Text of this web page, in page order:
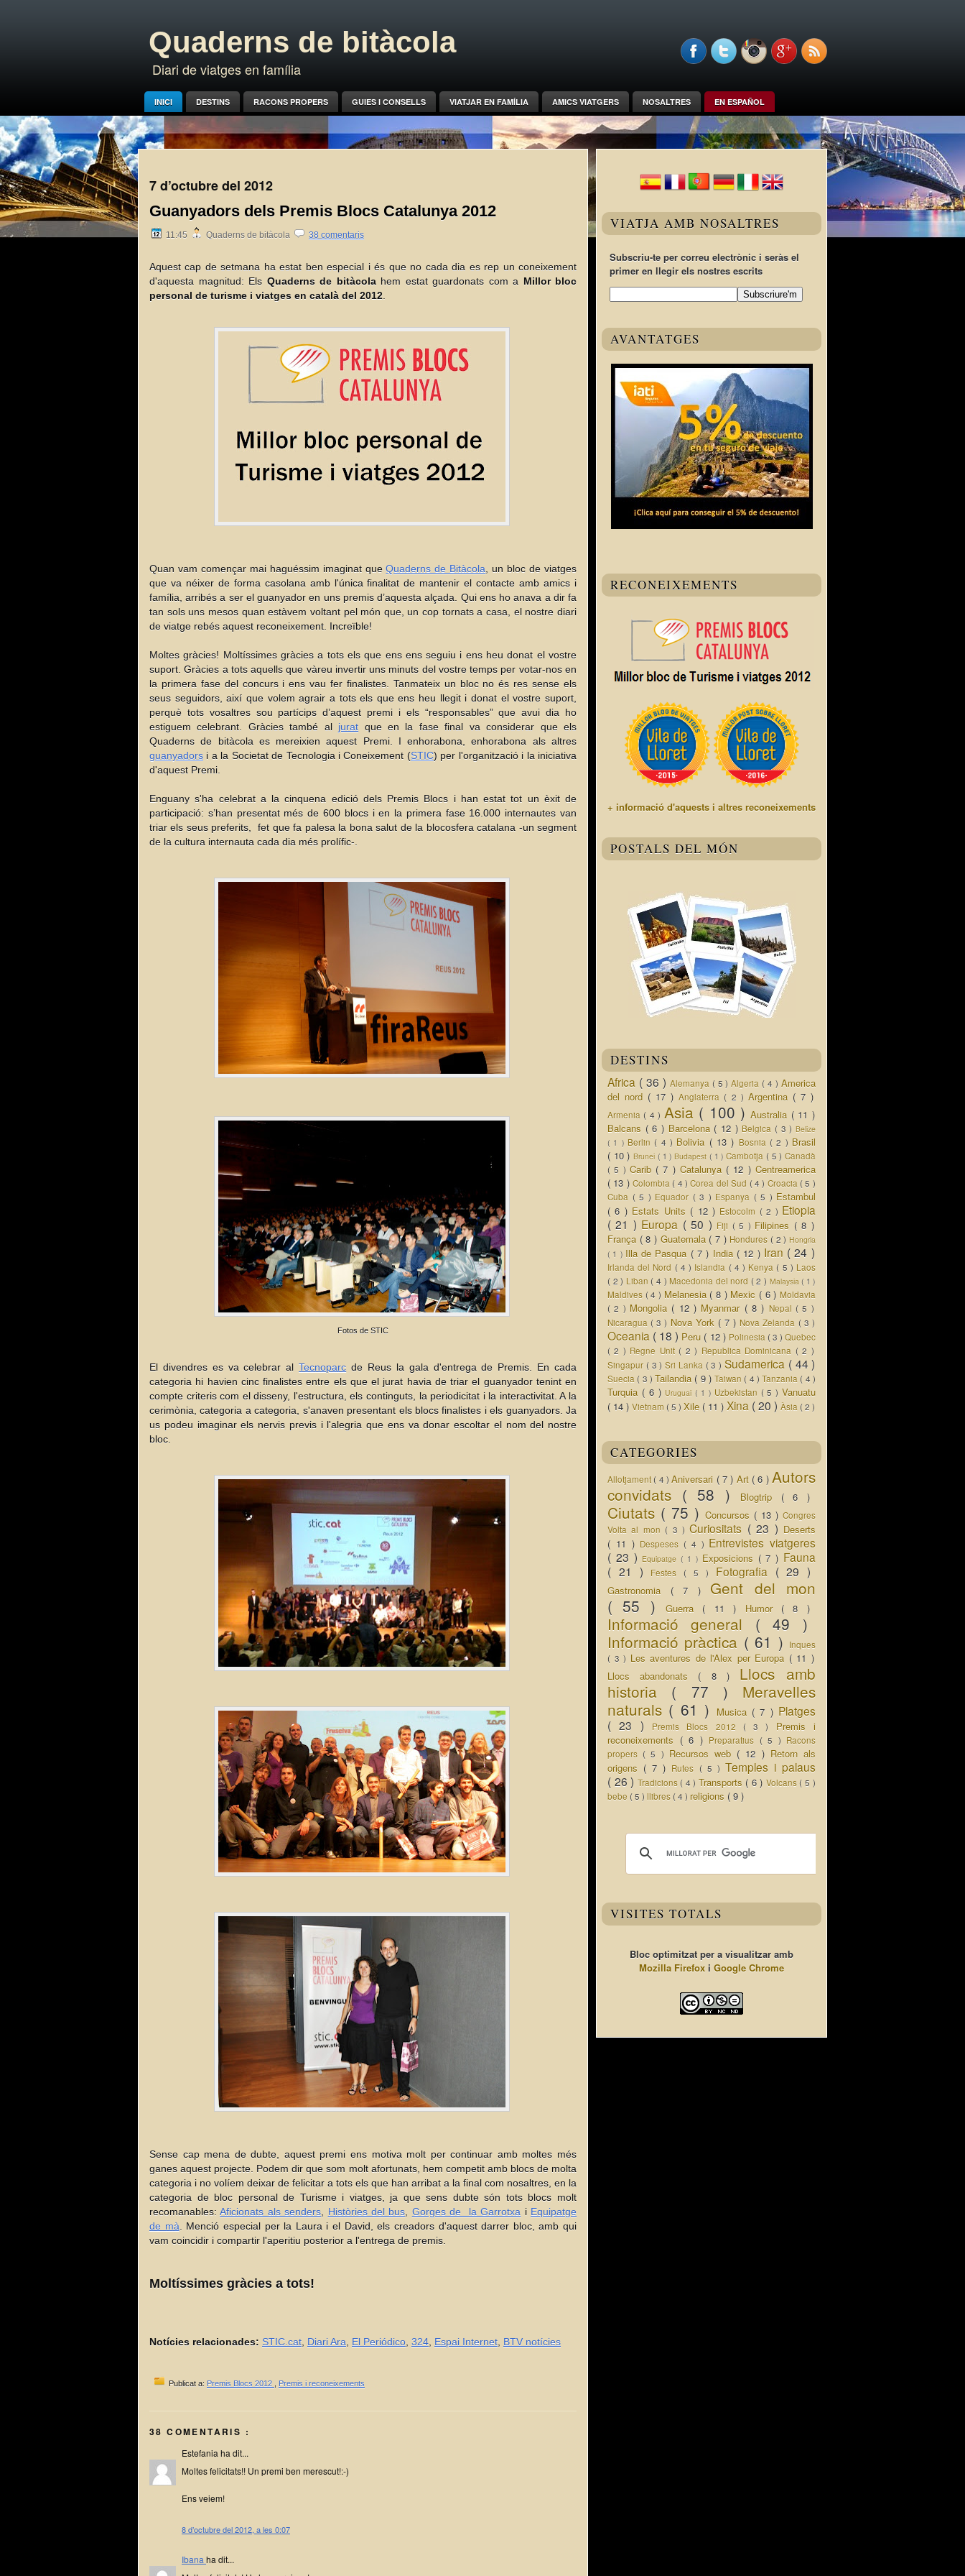
Quaderns de bitàcola
Diari de viatges en família
INICI DESTINS RACONS PROPERS GUIES I CONSELLS VIATJAR EN FAMÍLIA AMICS VIATGERS NOSALTRES EN ESPAÑOL
7 d’octubre del 2012
Guanyadors dels Premis Blocs Catalunya 2012
11:45 Quaderns de bitàcola 38 comentaris
Aquest cap de setmana ha estat ben especial i és que no cada dia es rep un coneixement
d'aquesta magnitud: Els Quaderns de bitàcolahem estat guardonats com a Millor bloc
personal de turisme i viatges en català del 2012
Quan vam començar mai haguéssim imaginat queQuaderns de Bitàcola , un bloc de viatges
que va néixer de forma casolana amb l'única finalitat de mantenir el contacte amb amics i
família, arribés a ser el guanyador en uns premis d’aquesta alçada. Qui ens ho anava a dir fa
tan sols uns mesos quan estàvem voltant pel món que, un cop tornats a casa, el nostre diari
de viatge rebés aquest reconeixement. Increïble!
Moltes gràcies! Moltíssimes gràcies a tots els que ens ens seguiu i ens heu donat el vostre
suport. Gràcies a tots aquells que vàreu invertir uns minuts del vostre temps per votar-nos en
la primera fase del concurs i ens vau fer finalistes. Tanmateix un bloc no és res sense els
seus seguidors, així que volem agrair a tots els que ens heu llegit i donat el vostre suport,
perquè tots vosaltres sou partícips d’aquest premi i els “responsables” que avui dia ho
estiguem celebrant. Gràcies també al jurat que en la fase final va considerar que els
Quaderns de bitàcola es mereixien aquest Premi. I enhorabona, enhorabona als altres
guanyadors i a la Societat de Tecnologia i Coneixement (STIC) per l'organització i la iniciativa
d'aquest Premi.
Enguany s'ha celebrat a la cinquena edició dels Premis Blocs i han estat tot un èxit de
participació: s’han presentat més de 600 blocs i en la primera fase 16.000 internautes van
triar els seus preferits, fet que fa palesa la bona salut de la blocosfera catalana -un segment
de la cultura internauta cada dia més prolífic-.
Fotos de STIC
El divendres es va celebrar alTecnoparc de Reus la gala d'entrega de Premis. En cada
categoria hi havien cinc finalistes entre els que el jurat havia de triar el guanyador tenint en
compte criteris com el disseny, l'estructura, els continguts, la periodicitat i la interactivitat. A la
cerimònia, categoria a categoria, s'anaven presentant els blocs finalistes i els guanyadors. Ja
us podeu imaginar els nervis previs i l'alegria que ens va donar escoltar el nom del nostre
bloc.
Sense cap mena de dubte, aquest premi ens motiva molt per continuar amb moltes més
ganes aquest projecte. Podem dir que som molt afortunats, hem competit amb blocs de molta
categoria i no volíem deixar de felicitar a tots els que han arribat a la final com nosaltres, en la
categoria de bloc personal de Turisme i viatges, ja que sens dubte són tots blocs molt
recomanables:Aficionats als senders Històries del bus Gorges de la Garrotxa i Equipatge
de mà . Menció especial per la Laura i el David, els creadors d'aquest darrer bloc, amb qui
vam coincidir i compartir l'aperitiu posterior a l'entrega de premis.
Moltíssimes gràcies a tots!
Notícies relacionades: STIC.cat Diari Ara El Periódico 324 Espai Internet BTV notícies
Publicat a: Premis Blocs 2012 Premis i reconeixements
38 COMENTARIS :
Estefania ha dit...
Moltes felicitats!! Un premi ben merescut!:-)
Ens veiem!
8 d’octubre del 2012, a les 0:07
Ibana ha dit...
VIATJA AMB NOSALTRES
Subscriu-te per correu electrònic i seràs el
primer en llegir els nostres escrits
AVANTATGES
RECONEIXEMENTS
+ informació d'aquests i altres reconeixements
POSTALS DEL MÓN
DESTINS
Africa ( 36 ) Alemanya ( 5 )Algeria ( 4 )America
del nord ( 17 )Anglaterra ( 2 ) Argentina ( 7 )
Armenia ( 4 ) Asia ( 100 )Australia ( 11 )
Balcans ( 6 ) Barcelona ( 12 ) Belgica ( 3 )Belize
( 1 ) Berlin ( 4 ) Bolivia ( 13 ) Bosnia ( 2 ) Brasil
( 10 )Brunei ( 1 )Budapest ( 1 )Cambotja ( 5 )Canadà
( 5 ) Carib ( 7 ) Catalunya ( 12 )Centreamerica
( 13 )Colombia ( 4 )Corea del Sud ( 4 ) Croacia ( 5 )
Cuba ( 5 ) Equador ( 3 ) Espanya ( 5 ) Estambul
( 6 ) Estats Units ( 12 ) Estocolm ( 2 ) Etiopia
( 21 ) Europa ( 50 ) Fiji ( 5 ) Filipines ( 8 )
França ( 8 ) Guatemala ( 7 ) Hondures ( 2 ) Hongria
( 1 ) Illa de Pasqua ( 7 ) India ( 12 ) Iran ( 24 )
Irlanda del Nord ( 4 ) Islandia ( 4 ) Kenya ( 5 ) Laos
( 2 ) Liban ( 4 ) Macedonia del nord ( 2 ) Malaysia( 1 )
Maldives ( 4 ) Melanesia ( 8 ) Mexic ( 6 ) Moldavia
( 2 ) Mongolia ( 12 ) Myanmar ( 8 ) Nepal ( 5 )
Nicaragua ( 3 ) Nova York ( 7 ) Nova Zelanda ( 3 )
Oceania ( 18 ) Peru ( 12 ) Polinesia ( 3 )Quebec
( 2 ) Regne Unit ( 2 ) Republica Dominicana ( 2 )
Singapur ( 3 )Sri Lanka ( 3 ) Sudamerica ( 44 )
Suecia ( 3 ) Tailandia ( 9 ) Taiwan ( 4 ) Tanzania ( 4 )
Turquia ( 6 ) Uruguai( 1 ) Uzbekistan ( 5 )Vanuatu
( 14 ) Vietnam ( 5 ) Xile ( 11 ) Xina ( 20 ) Àsia ( 2 )
CATEGORIES
Allotjament ( 4 )Aniversari ( 7 ) Art ( 6 )Autors
convidats ( 58 ) Blogtrip ( 6 )
Ciutats ( 75 ) Concursos ( 13 ) Congres
Volta al mon ( 3 )Curiositats ( 23 ) Deserts
( 11 ) Despeses ( 4 ) Entrevistes viatgeres
( 23 ) Equipatge( 1 ) Exposicions ( 7 ) Fauna
( 21 )
Festes ( 5 ) Fotografia ( 29 )
Gastronomia ( 7 ) Gent del mon
( 55 )Guerra ( 11 ) Humor ( 8 )
Informació general ( 49 )
Informació pràctica ( 61 )
Inques
( 3 ) Les aventures de l'Alex per Europa ( 11 )
Llocs abandonats ( 8 ) Llocs amb
historia ( 77 ) Meravelles
naturals ( 61 ) Musica ( 7 ) Platges
( 23 )
Premis Blocs 2012 ( 3 ) Premis i
reconeixements ( 6 ) Preparatius ( 5 ) Racons
propers ( 5 ) Recursos web ( 12 ) Retorn als
origens ( 7 ) Rutes ( 5 ) Temples i palaus
( 26 ) Tradicions ( 4 ) Transports ( 6 ) Volcans ( 5 )
bebe ( 5 ) llibres ( 4 ) religions ( 9 )
VISITES TOTALS
Bloc optimitzat per a visualitzar amb
Mozilla Firefox i Google Chrome